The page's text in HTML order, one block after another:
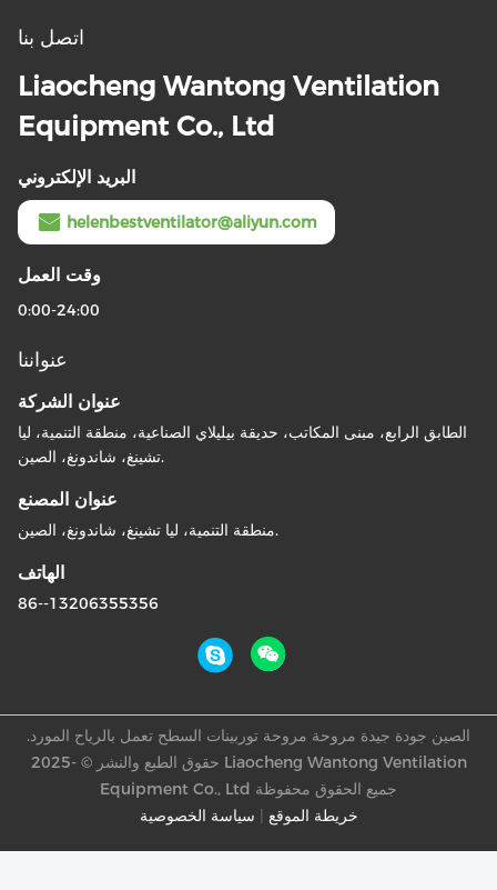
اتصل بنا
Liaocheng Wantong Ventilation
Equipment Co., Ltd
البريد الإلكتروني
helenbestventilator@aliyun.com
وقت العمل
0:00-24:00
عنواننا
عنوان الشركة
الطابق الرابع، مبنى المكاتب، حديقة بيليلاي الصناعية، منطقة التنمية، ليا
تشينغ، شاندونغ، الصين.
عنوان المصنع
منطقة التنمية، ليا تشينغ، شاندونغ، الصين.
الهاتف
86--13206355356
سياسة الخصوصية خريطة الموقع
الصين جودة جيدة مروحة مروحة توربينات السطح تعمل بالرياح المورد.
حقوق الطبع والنشر © -2025 Liaocheng Wantong Ventilation
Equipment Co., Ltd جميع الحقوق محفوظة